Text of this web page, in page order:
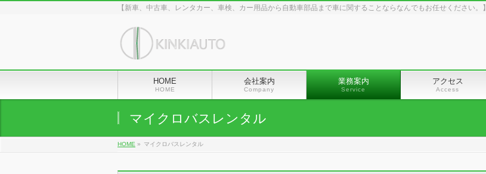
【新車、中古車、レンタカー、車検、カー用品から自動車部品まで車に関することならなんでもお任せください。】
HOME
HOME
会社案内
Company
業務案内
Service
アクセス
Access
マイクロバスレンタル
HOME » マイクロバスレンタル